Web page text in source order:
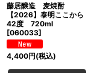
藤居醸造 麦焼酎
【2026】泰明ここから
42度 720ml
[060033]
4,400円(税込)